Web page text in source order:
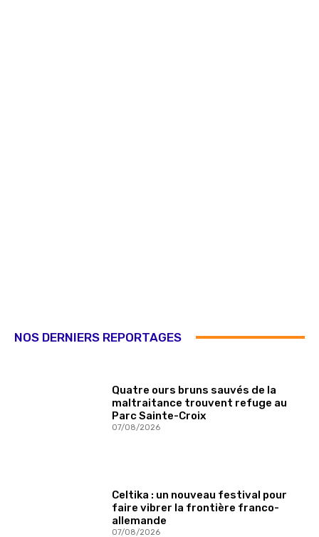
NOS DERNIERS REPORTAGES
Quatre ours bruns sauvés de la
maltraitance trouvent refuge au
Parc Sainte-Croix
07/08/2026
Celtika : un nouveau festival pour
faire vibrer la frontière franco-
allemande
07/08/2026